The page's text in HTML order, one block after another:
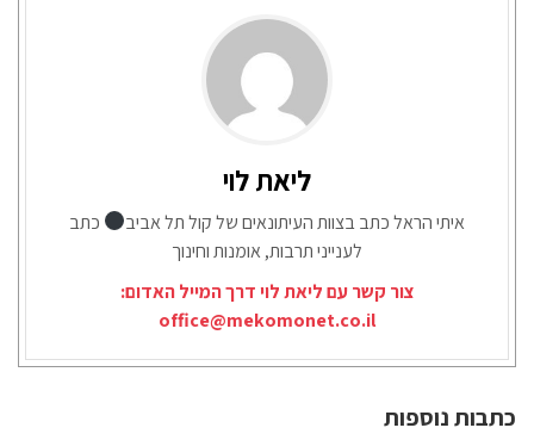
ליאת לוי
איתי הראל כתב בצוות העיתונאים של קול תל אביב
כתב
לענייני תרבות, אומנות וחינוך
צור קשר עם ליאת לוי דרך המייל האדום:
office@mekomonet.co.il
כתבות נוספות